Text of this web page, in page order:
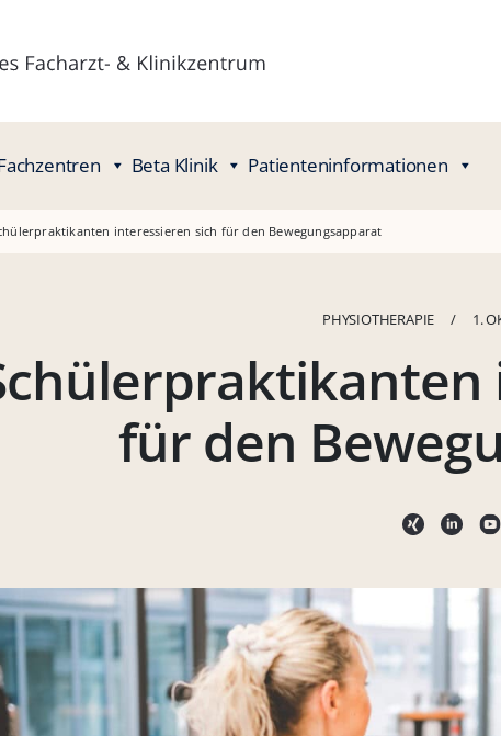
Beta Klinik Patienteninformationen
interessieren sich für den Bewegungsapparat
PHYSIOTHERAPIE / 1.
für den